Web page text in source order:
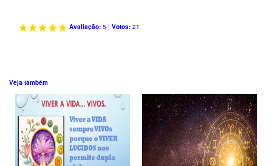
Avaliação:5 | Votos:21
Veja também